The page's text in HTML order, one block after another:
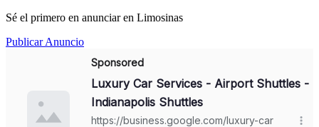
Sé el primero en anunciar en Limosinas
Publicar Anuncio